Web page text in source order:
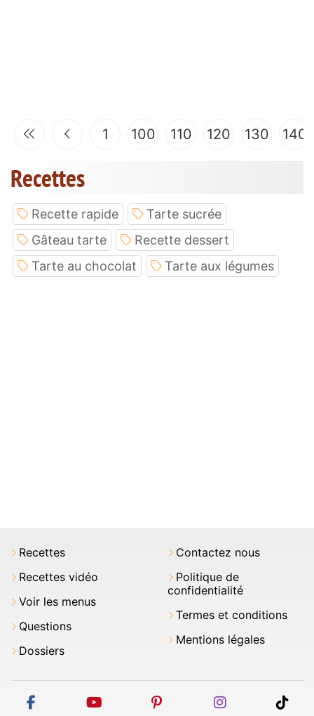
1 100 110 120 130 140
Recettes
Recette rapide
Tarte sucrée
Gâteau tarte
Recette dessert
Tarte au chocolat
Tarte aux légumes
Recettes
Recettes vidéo
Voir les menus
Questions
Dossiers
Contactez nous
Politique de
confidentialité
Termes et conditions
Mentions légales
facebook youtube pinterest instagram